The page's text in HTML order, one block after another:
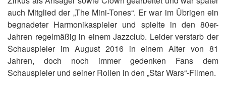
auch Mitglied der „The Mini-Tones“. Er war im Übrigen ein
begnadeter Harmonikaspieler und spielte in den 80er-
Jahren regelmäßig in einem Jazzclub. Leider verstarb der
Schauspieler im August 2016 in einem Alter von 81
Jahren, doch noch immer gedenken Fans dem
Schauspieler und seiner Rollen in den „Star Wars“-Filmen.